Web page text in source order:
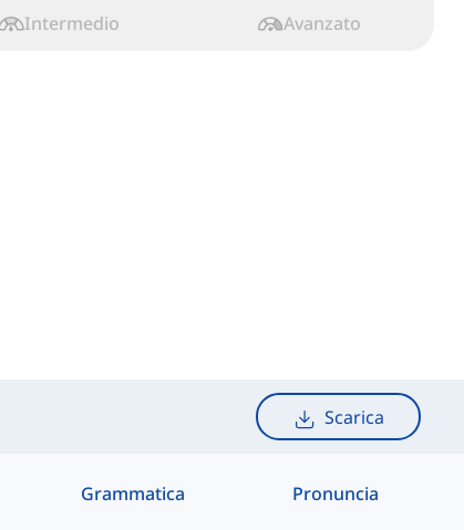
Intermedio Avanzato
Scarica
Grammatica Pronuncia